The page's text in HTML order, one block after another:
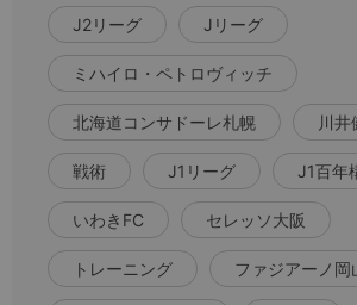
J2リーグ Jリーグ
ミハイロ・ペトロヴィッチ
北海道コンサドーレ札幌 川井
戦術 J1リーグ J1百年
いわきFC セレッソ大阪
トレーニング ファジアーノ岡